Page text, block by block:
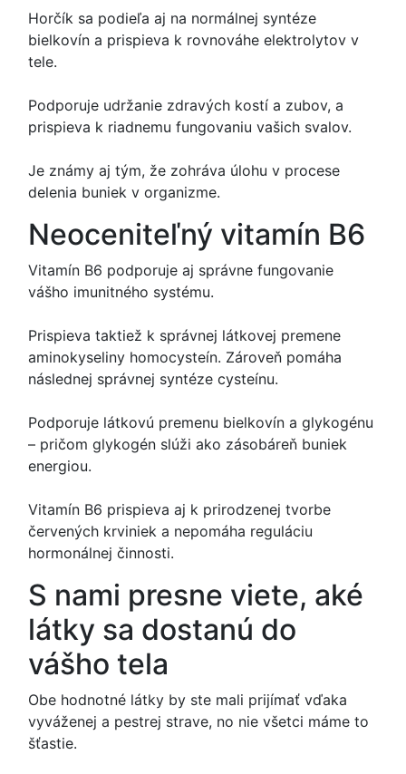
Horčík sa podieľa aj na normálnej syntéze
bielkovín a prispieva k rovnováhe elektrolytov v
tele.
Podporuje udržanie zdravých kostí a zubov, a
prispieva k riadnemu fungovaniu vašich svalov.
Je známy aj tým, že zohráva úlohu v procese
delenia buniek v organizme.
Neoceniteľný vitamín B6
Vitamín B6 podporuje aj správne fungovanie
vášho imunitného systému.
Prispieva taktiež k správnej látkovej premene
aminokyseliny homocysteín. Zároveň pomáha
následnej správnej syntéze cysteínu.
Podporuje látkovú premenu bielkovín a glykogénu
– pričom glykogén slúži ako zásobáreň buniek
energiou.
Vitamín B6 prispieva aj k prirodzenej tvorbe
červených krviniek a nepomáha reguláciu
hormonálnej činnosti.
S nami presne viete, aké
látky sa dostanú do
vášho tela
Obe hodnotné látky by ste mali prijímať vďaka
vyváženej a pestrej strave, no nie všetci máme to
šťastie.